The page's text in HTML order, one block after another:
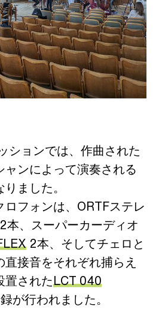
ションでは、作曲された
ンによって演奏される
ました。
フォンは、ORTFステレ
2本、スーパーカーディオ
2本、そしてチェロと
接音をそれぞれ捕らえ
置されたLCT 040
が行われました。